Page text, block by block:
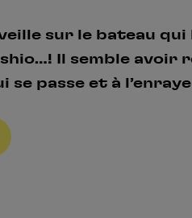
sur le bateau
Il semble
se passe et à